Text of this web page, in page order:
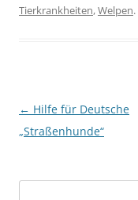
Tierkrankheiten,Welpen.
Beitragsnavigation
← Hilfe für Deutsche
„Straßenhunde“